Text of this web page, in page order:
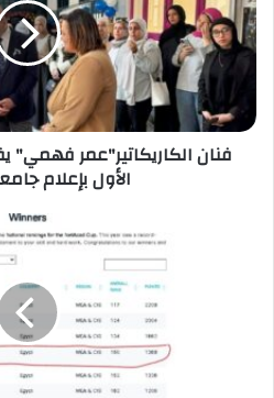
يفتتح
معرض
الكوميكس
بإعلام
جامعة
فنان الكاريكاتير"عمر
الأول بإعلام جامعة ٦